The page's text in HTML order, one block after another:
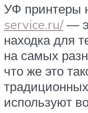
УФ принтеры
service.ru/—
находка для
на самых
что же это
используют